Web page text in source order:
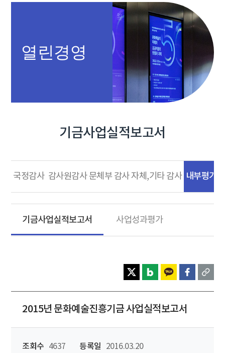
열린경영
기금사업실적보고서
국정감사 감사원감사 문체부 감사자체,기타 감사 내부평가
기금사업실적보고서 사업성과평가
2015년 문화예술진흥기금 사업실적보고서
조회수 4637 등록일 2016.03.20